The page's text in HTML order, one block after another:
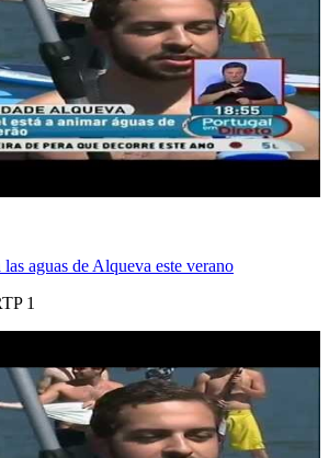
aguas de Alqueva este verano
1